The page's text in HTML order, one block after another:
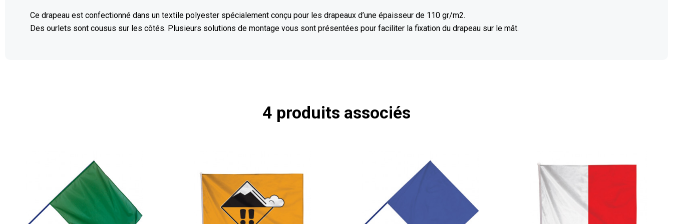
Ce drapeau est confectionné dans un textile polyester spécialement conçu pour les drapeaux d’une épaisseur de 110 gr/m2.
Des ourlets sont cousus sur les côtés. Plusieurs solutions de montage vous sont présentées pour faciliter la fixation du drapeau sur le mât.
4 produits associés